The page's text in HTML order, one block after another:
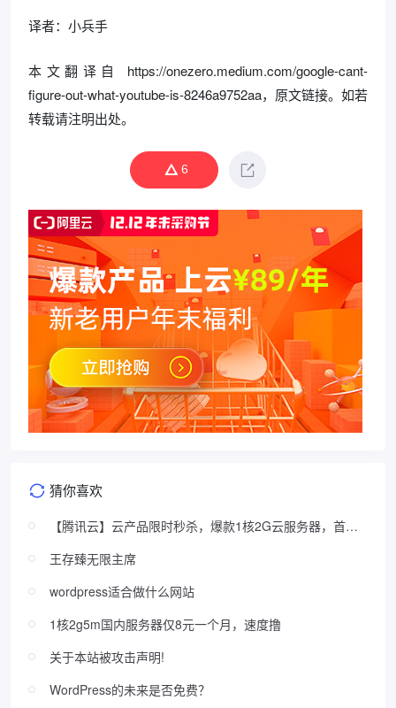
译者：小兵手
本文翻译自 https://onezero.medium.com/google-cant-
figure-out-what-youtube-is-8246a9752aa，原文链接。如若
转载请注明出处。
6
猜你喜欢
【腾讯云】云产品限时秒杀，爆款1核2G云服务器，首年
王存臻无限主席
wordpress适合做什么网站
1核2g5m国内服务器仅8元一个月，速度撸
关于本站被攻击声明!
WordPress的未来是否免费？